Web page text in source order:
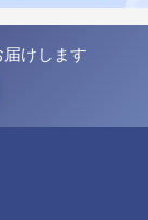
けします